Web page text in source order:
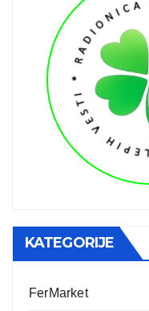
KATEGORIJE
FerMarket